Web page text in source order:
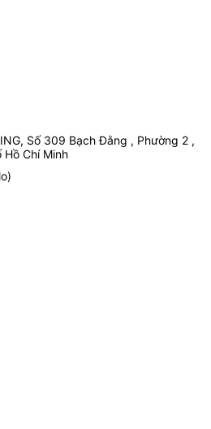
Số 309 Bạch Đằng , Phường 2 ,
Hồ Chí Minh